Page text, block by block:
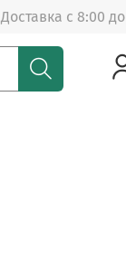
Доставка с 8:00